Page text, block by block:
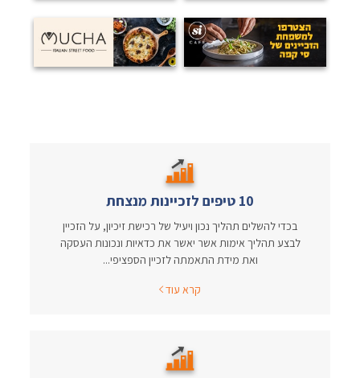
10 טיפים לזכיינות מנצחת
בכדי להשלים תהליך נכון ויעיל של רכישת זיכיון, על הזכיין
לבצע תהליך אימות אשר יאשר את כדאיות ונכונות העסקה
ואת מידת התאמתה לזכיין הספציפי...
קרא עוד